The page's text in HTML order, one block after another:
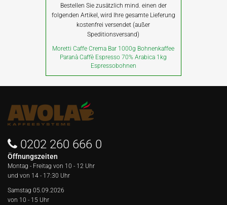
Bestellen Sie zusätzlich mind. einen der
folgenden Artikel, wird Ihre gesamte Lieferung
kostenfrei versendet (außer
Speditionsversand)
Moretti Caffe Crema Bar 1000g Bohnenkaffee
Paranà Caffè Espresso 70% Arabica 1kg
Espressobohnen
0202 260 666 0
Öffnungszeiten
Montag - Freitag von 10 - 12 Uhr
und von 14 - 17:30 Uhr
Samstag 05.09.2026
von 10 - 15 Uhr